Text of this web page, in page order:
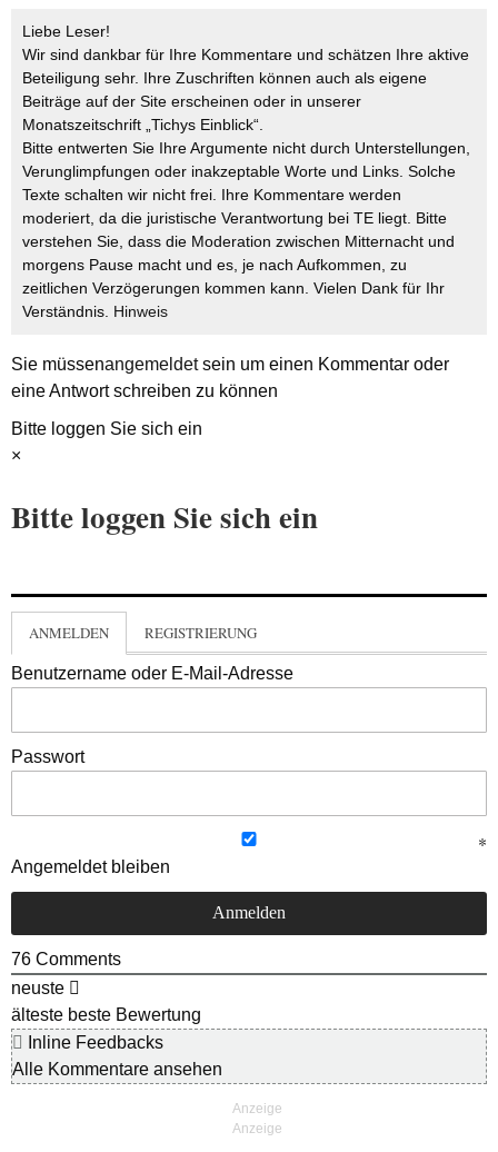
Liebe Leser!
Wir sind dankbar für Ihre Kommentare und schätzen Ihre aktive
Beteiligung sehr. Ihre Zuschriften können auch als eigene
Beiträge auf der Site erscheinen oder in unserer
Monatszeitschrift „Tichys Einblick“.
Bitte entwerten Sie Ihre Argumente nicht durch Unterstellungen,
Verunglimpfungen oder inakzeptable Worte und Links. Solche
Texte schalten wir nicht frei. Ihre Kommentare werden
moderiert, da die juristische Verantwortung bei TE liegt. Bitte
verstehen Sie, dass die Moderation zwischen Mitternacht und
morgens Pause macht und es, je nach Aufkommen, zu
zeitlichen Verzögerungen kommen kann. Vielen Dank für Ihr
Verständnis. Hinweis
Sie müssenangemeldetsein um einen Kommentar oder
eine Antwort schreiben zu können
Bitte loggen Sie sich ein
×
Bitte loggen Sie sich ein
ANMELDEN REGISTRIERUNG
Benutzername oder E-Mail-Adresse
Passwort
Angemeldet bleiben
76 Comments
neuste
älteste beste Bewertung
Inline Feedbacks
Alle Kommentare ansehen